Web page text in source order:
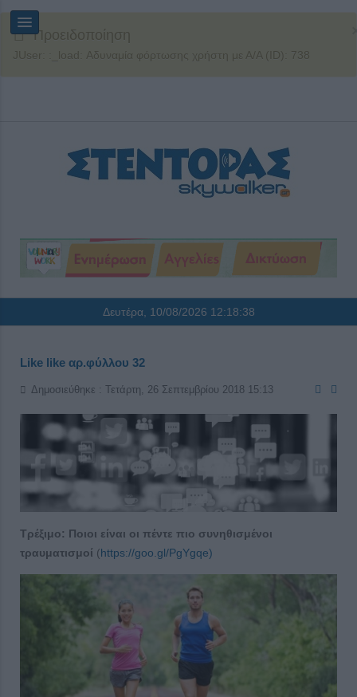
Προειδοποίηση
JUser: :_load: Αδυναμία φόρτωσης χρήστη με Α/Α (ID): 738
Δευτέρα, 10/08/2026 12:18:39
Like like αρ.φύλλου 32
Δημοσιεύθηκε : Τετάρτη, 26 Σεπτεμβρίου 2018 15:13
Τρέξιμο: Ποιοι είναι οι πέντε πιο συνηθισμένοι
τραυματισμοί (https://goo.gl/PgYgqe)